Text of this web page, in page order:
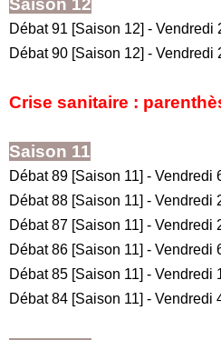
Saison 12
Débat 91 [Saison 12] - Vendredi
Débat 90 [Saison 12] - Vendredi
Crise sanitaire :
Saison 11
Débat 89 [Saison 11] - Vendredi
Débat 88 [Saison 11] - Vendredi
Débat 87 [Saison 11] - Vendredi
Débat 86 [Saison 11] -
Débat 85 [Saison 11] - Vendredi
Débat 84 [Saison 11] - Vendredi